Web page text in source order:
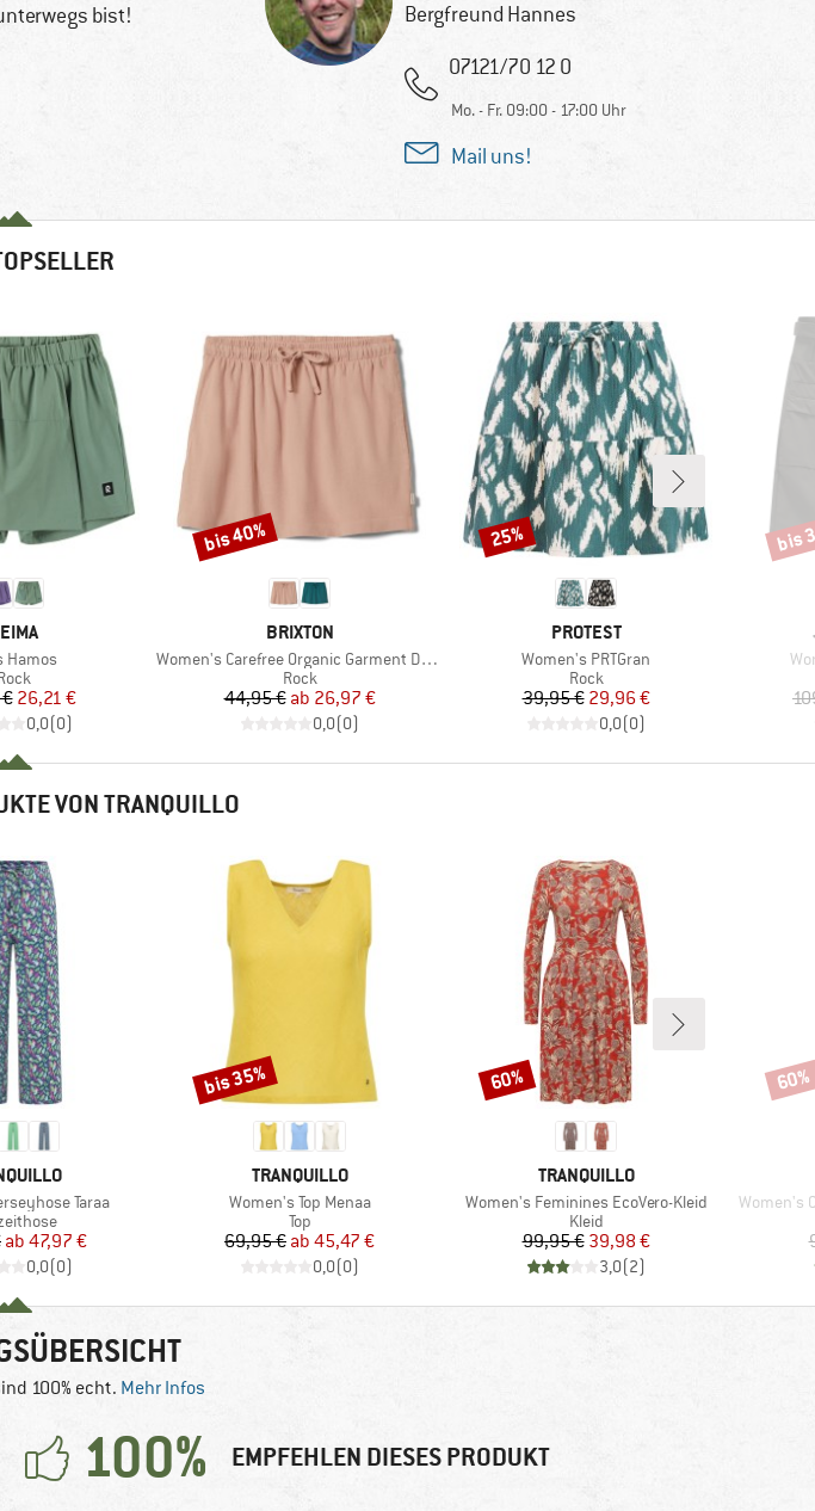
bist!
Bergfreund Hannes
07121/70 12 0
Mo. - Fr. 09:00 - 17:00 Uhr
Mail uns!
Hamos
Preis
reduzierter Preis
26,21 €
0,0(0)
MARKE
BRIXTON
Artikel
Women's Carefree Organic Garment Dyed Lounge Skirt
Produktgruppe
Rock
Preis
44,95 € reduzierter Preis
ab 26,97 €
0,0(0)
Rabatt
bis 40%
MARKE
PROTEST
Artikel
Women's PRTGran
Produktgruppe
Rock
Preis
39,95 €reduzierter Preis
29,96 €
0,0(0)
Rabatt
25% bis
VON TRANQUILLO
Taraa
Preis
reduzierter Preis
ab 47,97 €
0,0(0)
MARKE
TRANQUILLO
Artikel
Women's Top Menaa
Produktgruppe
Top
Preis
69,95 € reduzierter Preis
ab 45,47 €
0,0(0)
Rabatt
bis 35%
MARKE
TRANQUILLO
Artikel
Women's Feminines EcoVero-Kleid
Produktgruppe
Kleid
Preis
99,95 €reduzierter Preis
39,98 €
3,0(2)
Rabatt
60%
Artikel
Women's
60%
100% echt. Mehr Infos
100% EMPFEHLEN DIESES PRODUKT